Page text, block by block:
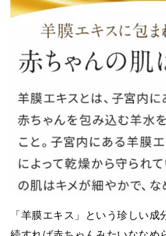
「羊膜エキス」という珍しい